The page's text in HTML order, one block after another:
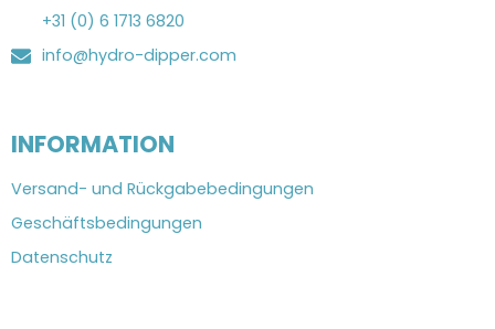
+31 (0) 6 1713 6820
info@hydro-dipper.com
INFORMATION
Versand- und Rückgabebedingungen
Geschäftsbedingungen
Datenschutz